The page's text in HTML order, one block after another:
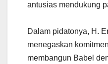
antusias mendukung
Dalam pidatonya, H.
menegaskan
membangun Babel